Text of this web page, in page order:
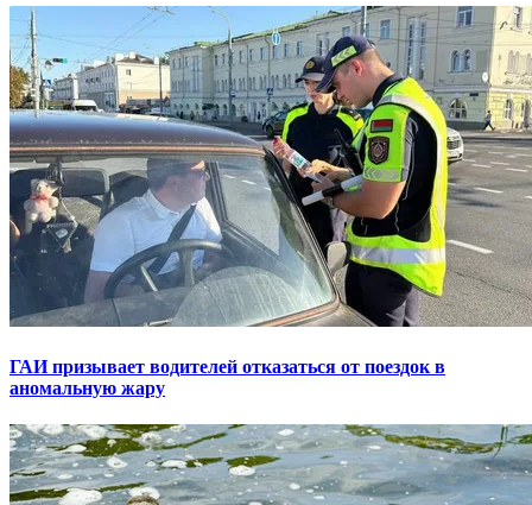
ГАИ призывает водителей отказаться от поездок в
аномальную жару